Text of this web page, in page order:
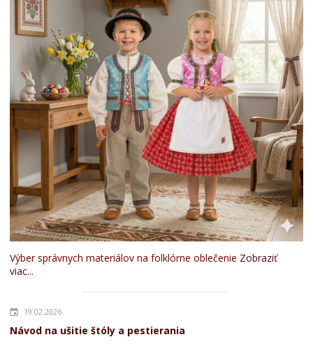
Výber správnych materiálov na folklórne oblečenie Zobraziť
viac...
19.02.2026
Návod na ušitie štóly a pestierania